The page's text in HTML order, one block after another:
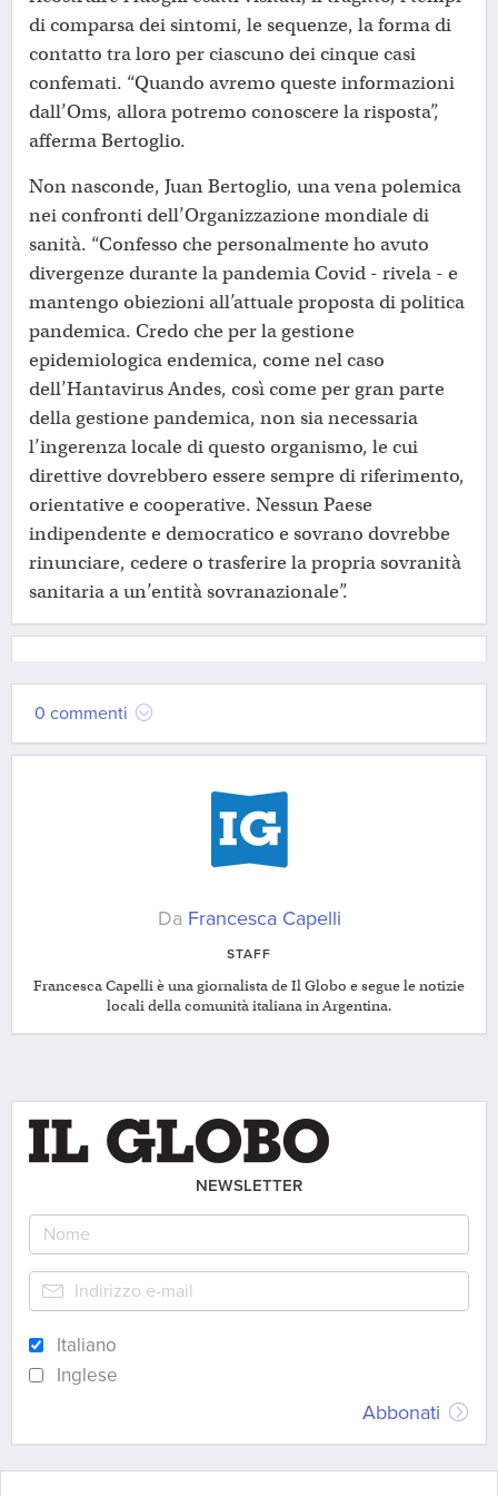
di comparsa dei sintomi, le sequenze, la forma di
contatto tra loro per ciascuno dei cinque casi
confemati. “Quando avremo queste informazioni
dall’Oms, allora potremo conoscere la risposta”,
afferma Bertoglio.
Non nasconde, Juan Bertoglio, una vena polemica
nei confronti dell’Organizzazione mondiale di
sanità. “Confesso che personalmente ho avuto
divergenze durante la pandemia Covid - rivela - e
mantengo obiezioni all’attuale proposta di politica
pandemica. Credo che per la gestione
epidemiologica endemica, come nel caso
dell’Hantavirus Andes, così come per gran parte
della gestione pandemica, non sia necessaria
l’ingerenza locale di questo organismo, le cui
direttive dovrebbero essere sempre di riferimento,
orientative e cooperative. Nessun Paese
indipendente e democratico e sovrano dovrebbe
rinunciare, cedere o trasferire la propria sovranità
sanitaria a un’entità sovranazionale”.
0 commenti
Da Francesca Capelli
STAFF
Francesca Capelli è una giornalista de Il Globo e segue le notizie
locali della comunità italiana in Argentina.
NEWSLETTER
Italiano
Inglese
Abbonati